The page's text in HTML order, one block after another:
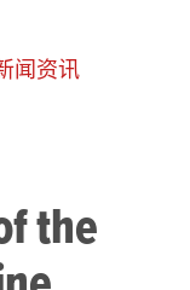
闻资讯
the